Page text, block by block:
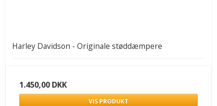
Harley Davidson - Originale støddæmpere
1.450,00 DKK
VIS PRODUKT